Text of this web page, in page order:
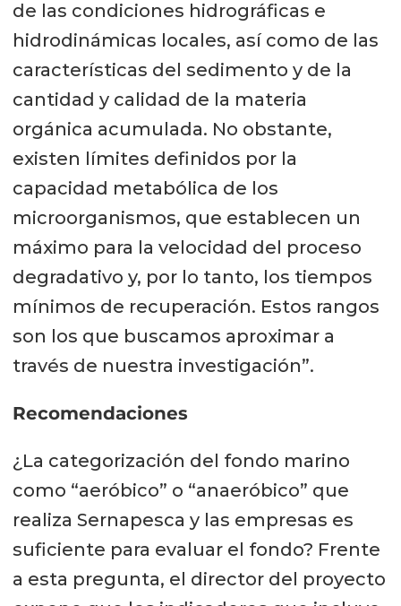
oxígeno e incluirlas en modelos
predictivos.
Protocolos estandarizados de
muestreo (profundidad, densidad
de estaciones, frecuencia)
Laboratorios de referencia con
métodos analíticos validados.
Modelos acoplados
(hidrodinámica + depositación +
biogeoquímica) para dimensionar
intervenciones y estimar tiempos
de las condiciones hidrográficas e
hidrodinámicas locales, así como de las
características del sedimento y de la
cantidad y calidad de la materia
orgánica acumulada. No obstante,
existen límites definidos por la
capacidad metabólica de los
microorganismos, que establecen un
máximo para la velocidad del proceso
degradativo y, por lo tanto, los tiempos
mínimos de recuperación. Estos rangos
son los que buscamos aproximar a
través de nuestra investigación”.
Recomendaciones
¿La categorización del fondo marino
como “aeróbico” o “anaeróbico” que
realiza Sernapesca y las empresas es
suficiente para evaluar el fondo? Frente
a esta pregunta, el director del proyecto